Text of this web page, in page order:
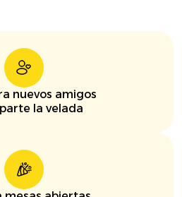
nuevos amigos
la velada